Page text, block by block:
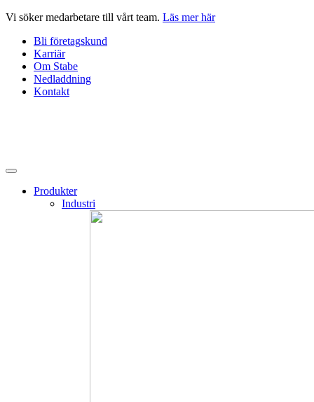
Hoppa
innehåll
Vi söker medarbetare till vårt team. Läs mer här
Bli företagskund
Karriär
Om Stabe
Nedladdning
Kontakt
Produkter
Industri